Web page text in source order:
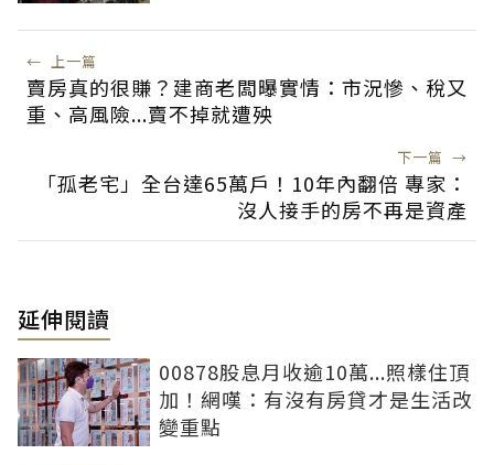
← 上一篇
賣房真的很賺？建商老闆曝實情：市況慘、稅又
重、高風險...賣不掉就遭殃
下一篇 →
「孤老宅」全台達65萬戶！10年內翻倍 專家：
沒人接手的房不再是資產
延伸閱讀
00878股息月收逾10萬...照樣住頂
加！網嘆：有沒有房貸才是生活改
變重點